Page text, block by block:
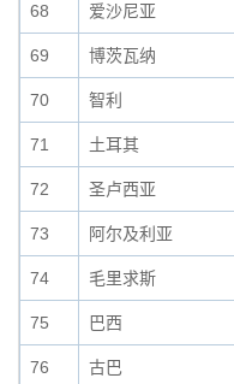
68 爱沙尼亚
69 博茨瓦纳
70 智利
71 土耳其
72 圣卢西亚
73 阿尔及利亚
74 毛里求斯
75 巴西
76 古巴